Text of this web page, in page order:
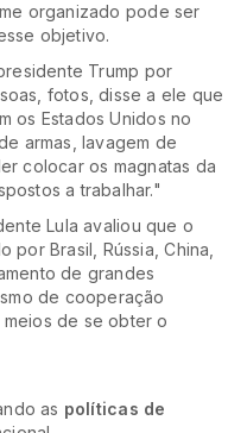
organizado pode ser
objetivo.
Trump por
fotos, disse a ele que
os Estados Unidos no
armas, lavagem de
colocar os magnatas da
a trabalhar."
Lula avaliou que o
por Brasil, Rússia, China,
de grandes
de cooperação
de se obter o
as políticas de